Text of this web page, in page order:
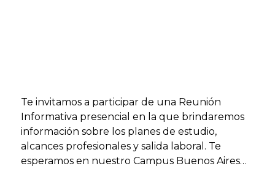
Te invitamos a participar de una Reunión
Informativa presencial en la que brindaremos
información sobre los planes de estudio,
alcances profesionales y salida laboral. Te
esperamos en nuestro Campus Buenos Aires